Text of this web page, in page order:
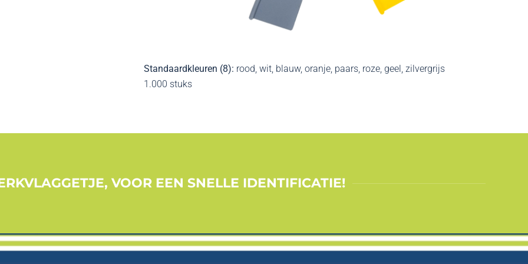
Standaardkleuren (8): rood, wit, blauw, oranje, paars, roze, geel, zilvergrijs
1.000 stuks
VOOR EEN SNELLE IDENTIFICATIE!